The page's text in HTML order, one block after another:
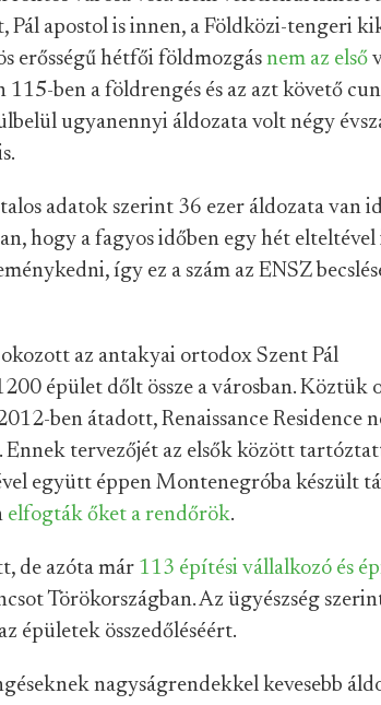
Pál apostol is innen, a Földközi-tengeri
erősségű hétfői földmozgás nem az első
ben a földrengés és az azt követő
ugyanennyi áldozata volt négy
adatok szerint 36 ezer áldozata van
hogy a fagyos időben egy hét elteltével
így ez a szám az ENSZ
az antakyai ortodox Szent Pál
épület dőlt össze a városban. Köztük
ben átadott, Renaissance Residence
tervezőjét az elsők között
együtt éppen Montenegróba készült
elfogták őket a rendőrök.
de azóta már 113 építési vállalkozó és
Törökországban. Az ügyészség
épületek összedőléséért.
nagyságrendekkel kevesebb